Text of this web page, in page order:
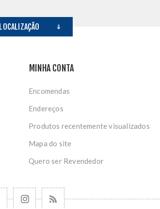
LOCALIZAÇÃO
MINHA CONTA
Encomendas
Endereços
Produtos recentemente visualizados
Mapa do site
Quero ser Revendedor